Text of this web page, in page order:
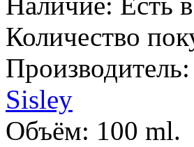
Количество
Производитель:
Sisley
Объём: 100 ml.